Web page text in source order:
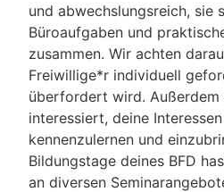
und abwechslungsreich, sie
Büroaufgaben und
zusammen. Wir achten
Freiwillige*r individuell
überfordert wird. Außerdem
interessiert, deine
kennenzulernen und
Bildungstage deines BFD
an diversen